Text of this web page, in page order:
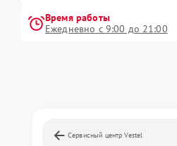
Время работы
Ежедневно с 9:00 до 21:00
Сервисный центр Vestel